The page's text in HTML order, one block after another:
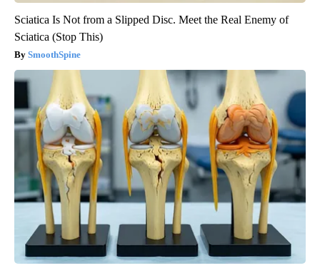
Sciatica Is Not from a Slipped Disc. Meet the Real Enemy of
Sciatica (Stop This)
SmoothSpine